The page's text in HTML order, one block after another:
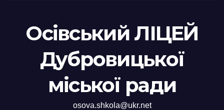
Осівський ЛІЦЕЙ
Дубровицької
міської ради
osova.shkola@ukr.net